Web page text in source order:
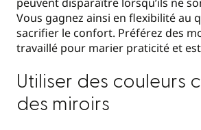
Vous gagnez ainsi en flexibilité au
sacrifier le confort. Préférez des
travaillé pour marier praticité et
Utiliser des couleurs
des miroirs